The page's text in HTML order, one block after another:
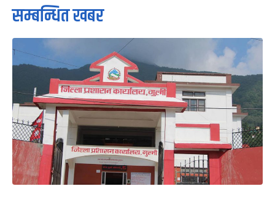
सम्बन्धित खबर